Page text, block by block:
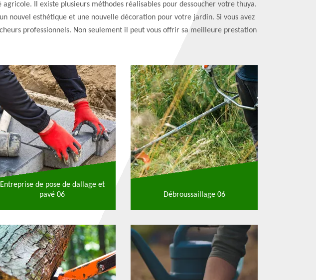
Il existe plusieurs méthodes réalisables pour dessoucher votre thuya.
nouvel esthétique et une nouvelle décoration pour votre jardin. Si vous avez
professionnels. Non seulement il peut vous offrir sa meilleure prestation
Entreprise de pose de dallage et
pavé 06
Débroussaillage 06